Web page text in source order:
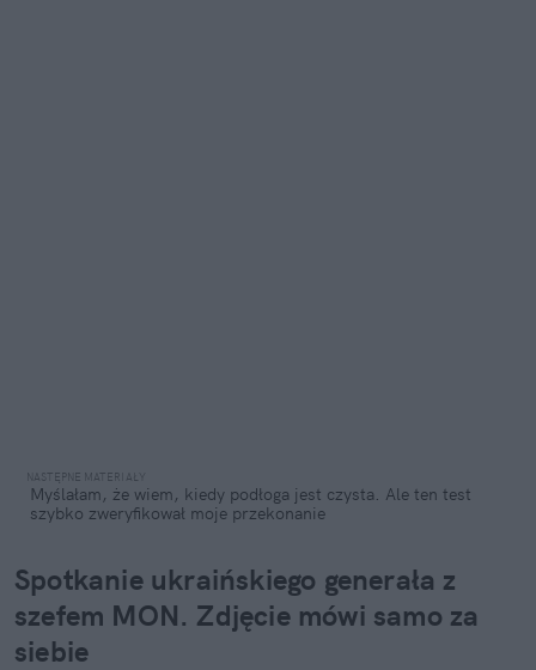
Myślałam, że wiem, kiedy podłoga jest czysta. Ale ten test
szybko zweryfikował moje przekonanie
Spotkanie ukraińskiego generała z
szefem MON. Zdjęcie mówi samo za
siebie